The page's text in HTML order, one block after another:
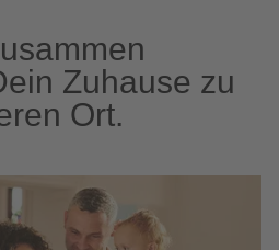
Zuhause zu
Ort.